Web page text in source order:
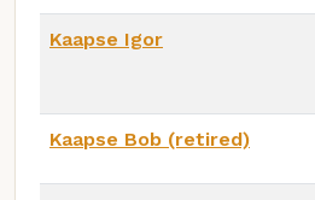
Kaapse Igor
Kaapse Bob (retired)